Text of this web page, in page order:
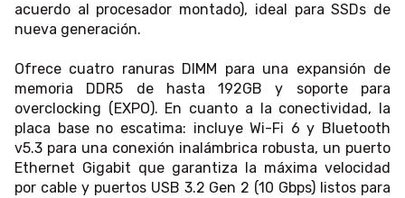
acuerdo al procesador montado), ideal para SSDs de
nueva generación.
Ofrece cuatro ranuras DIMM para una expansión de
memoria DDR5 de hasta 192GB y soporte para
overclocking (EXPO). En cuanto a la conectividad, la
placa base no escatima: incluye Wi-Fi 6 y Bluetooth
v5.3 para una conexión inalámbrica robusta, un puerto
Ethernet Gigabit que garantiza la máxima velocidad
por cable y puertos USB 3.2 Gen 2 (10 Gbps) listos para